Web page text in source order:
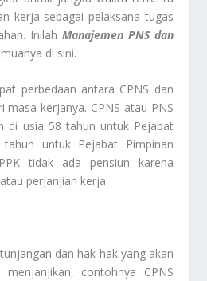
kerja sebagai pelaksana tugas
Inilah Manajemen PNS dan
di sini.
perbedaan antara CPNS dan
masa kerjanya. CPNS atau PNS
di usia 58 tahun untuk Pejabat
untuk Pejabat Pimpinan
tidak ada pensiun karena
perjanjian kerja.
dan hak-hak yang akan
contohnya CPNS